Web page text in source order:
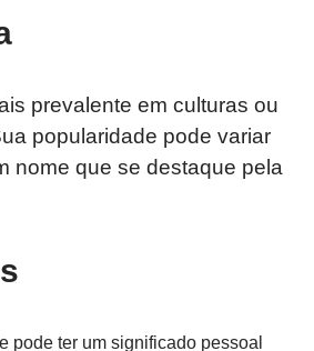
prevalente em culturas ou
popularidade pode variar
nome que se destaque pela
pode ter um significado pessoal